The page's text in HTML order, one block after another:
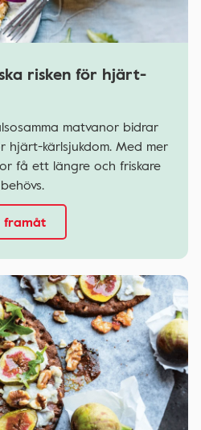
risken för hjärt-
matvanor bidrar
hjärt-kärlsjukdom. Med mer
få ett längre och friskare
framåt